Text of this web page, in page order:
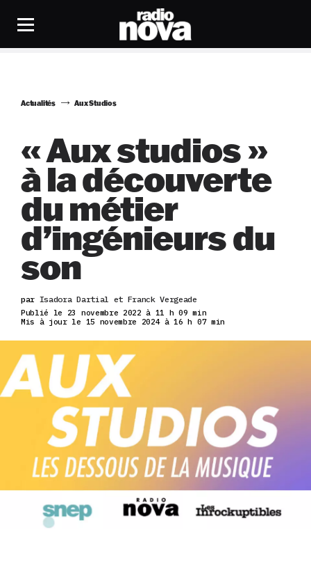
Actualités Aux Studios
« Aux studios »
à la découverte
du métier
d’ingénieurs du
son
par Isadora Dartial et Franck Vergeade
Publié le 23 novembre 2022 à 11 h 09 min
Mis à jour le 15 novembre 2024 à 16 h 07 min